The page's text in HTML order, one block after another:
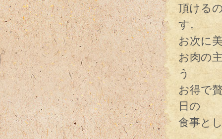
頂ける
す。
お次に
お肉の
う
お得で
日の
食事と